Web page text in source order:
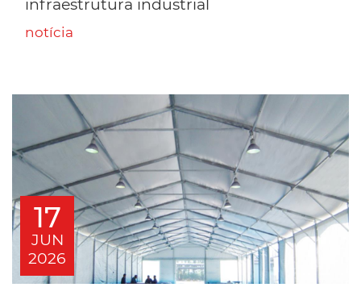
infraestrutura industrial
notícia
17
JUN
2026